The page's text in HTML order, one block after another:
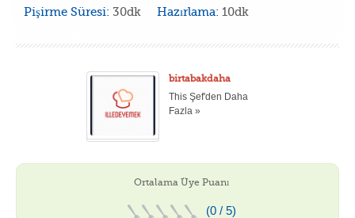
Pişirme Süresi: 30dk Hazırlama: 10dk
birtabakdaha
This Şef'den Daha
Fazla »
Ortalama Üye Puanı
(0 / 5)